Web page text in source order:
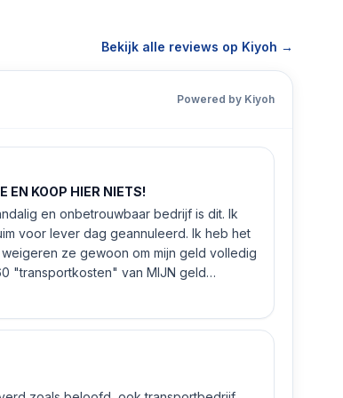
Bekijk alle reviews op Kiyoh →
Powered by Kiyoh
EN KOOP HIER NIETS!
en onbetrouwbaar bedrijf is dit. Ik
voor lever dag geannuleerd. Ik heb het
ze gewoon om mijn geld volledig
"transportkosten" van MIJN geld